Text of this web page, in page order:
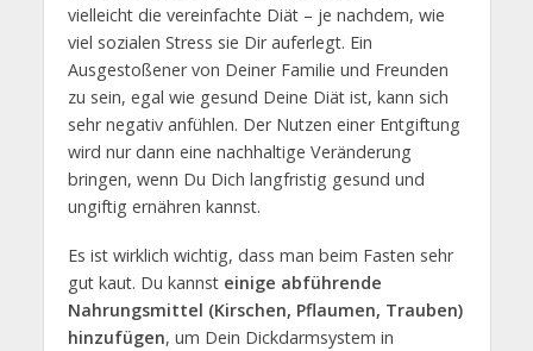
vielleicht die vereinfachte Diät – je nachdem, wie
viel sozialen Stress sie Dir auferlegt. Ein
Ausgestoßener von Deiner Familie und Freunden
zu sein, egal wie gesund Deine Diät ist, kann sich
sehr negativ anfühlen. Der Nutzen einer Entgiftung
wird nur dann eine nachhaltige Veränderung
bringen, wenn Du Dich langfristig gesund und
ungiftig ernähren kannst.
Es ist wirklich wichtig, dass man beim Fasten sehr
gut kaut. Du kannst einige abführende
Nahrungsmittel (Kirschen, Pflaumen, Trauben)
hinzufügen, um Dein Dickdarmsystem in